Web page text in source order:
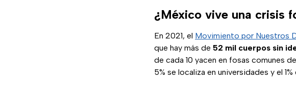
¿México vive una crisis
En 2021, el Movimiento por Nuestros
que hay más de 52 mil cuerpos sin
de cada 10 yacen en fosas comunes
5% se localiza en universidades y el